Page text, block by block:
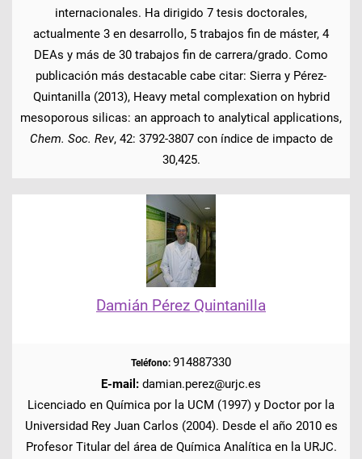
internacionales. Ha dirigido 7 tesis doctorales,
actualmente 3 en desarrollo, 5 trabajos fin de máster, 4
DEAs y más de 30 trabajos fin de carrera/grado. Como
publicación más destacable cabe citar: Sierra y Pérez-
Quintanilla (2013), Heavy metal complexation on hybrid
mesoporous silicas: an approach to analytical applications,
Chem. Soc. Rev, 42: 3792-3807 con índice de impacto de
30,425.
Damián Pérez Quintanilla
Teléfono: 914887330
E-mail: damian.perez@urjc.es
Licenciado en Química por la UCM (1997) y Doctor por la
Universidad Rey Juan Carlos (2004). Desde el año 2010 es
Profesor Titular del área de Química Analítica en la URJC.